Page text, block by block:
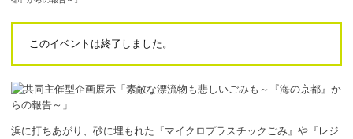
講座
ボランティア
このイベントは終了しました。
浜に打ちあがり、砂に埋もれた『マイクロプラスチックごみ』や『レジ